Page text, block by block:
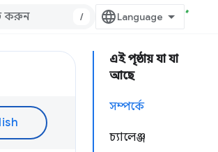
/
এই পৃষ্ঠায় যা যা
আছে
সম্পর্কে
চ্যালেঞ্জ